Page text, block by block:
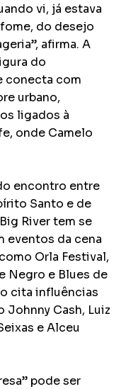
vi, já estava
do desejo
afirma. A
do
conecta com
urbano,
ligados à
onde Camelo
encontro entre
Santo e de
River tem se
eventos da cena
Orla Festival,
Negro e Blues de
cita influências
Johnny Cash, Luiz
e Alceu
pode ser